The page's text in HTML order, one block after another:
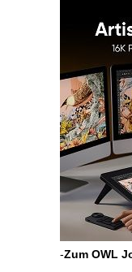
-Zum OWL